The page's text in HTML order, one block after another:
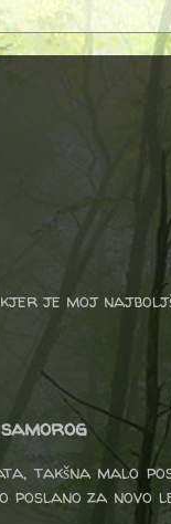
kjer je moj
takšna malo
za novo